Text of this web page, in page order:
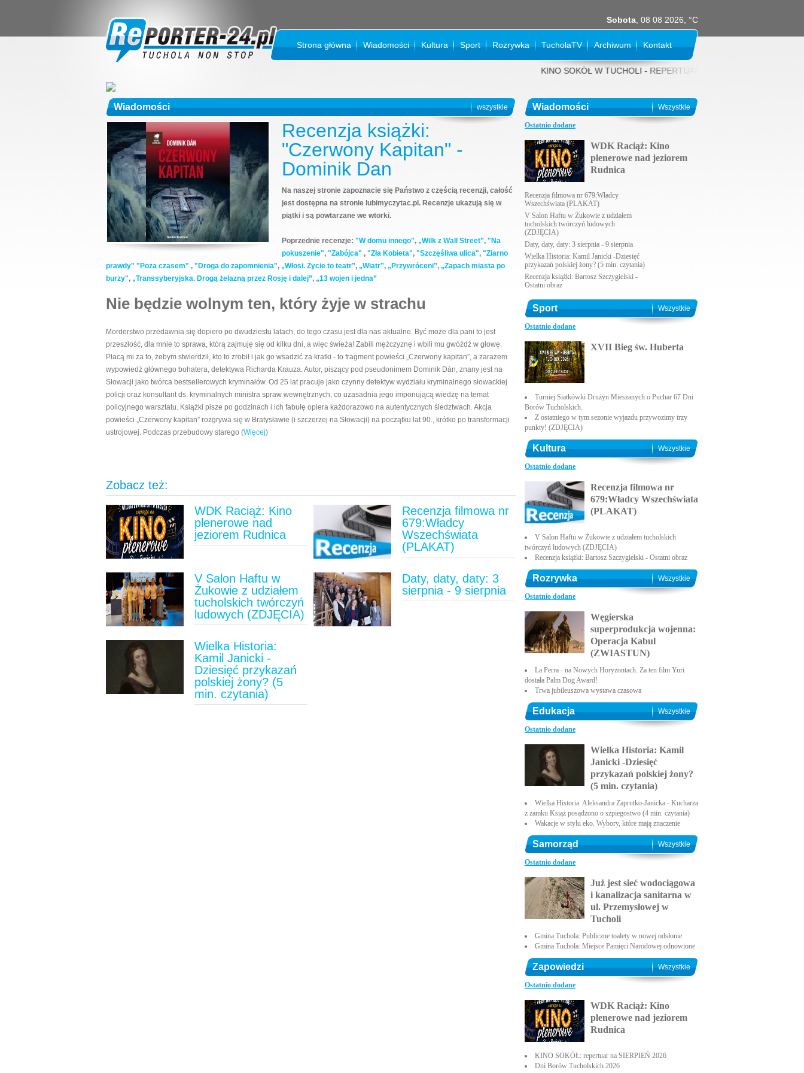
Sobota , 08 08 2026, °C
Strona główna Wiadomości Kultura Sport Rozrywka TucholaTV Archiwum Kontakt
KINO SOKÓŁ W TUCHOLI - REPERTUAR NA SIERPIEŃ 2026 rok: 31
Wiadomości wszystkie
Recenzja książki:
"Czerwony Kapitan" -
Dominik Dan
Na naszej stronie zapoznacie się Państwo z częścią recenzji, całość
jest dostępna na stronie lubimyczytac.pl. Recenzje ukazują się w
piątki i są powtarzane we wtorki.
Poprzednie recenzje: "W domu innego", „Wilk z Wall Street”, "Na
pokuszenie", "Zabójca" , "Zła Kobieta", "Szczęśliwa ulica", "Ziarno
prawdy" "Poza czasem" , "Droga do zapomnienia", „Włosi. Życie to teatr”, „Wiatr”, „Przywróceni”, „Zapach miasta po
burzy", „Transsyberyjska. Drogą żelazną przez Rosję i dalej”, „13 wojen i jedna”
Nie będzie wolnym ten, który żyje w strachu
Morderstwo przedawnia się dopiero po dwudziestu latach, do tego czasu jest dla nas aktualne. Być może dla pani to jest
przeszłość, dla mnie to sprawa, którą zajmuję się od kilku dni, a więc świeża! Zabili mężczyznę i wbili mu gwóźdź w głowę.
Płacą mi za to, żebym stwierdził, kto to zrobił i jak go wsadzić za kratki - to fragment powieści „Czerwony kapitan”, a zarazem
wypowiedź głównego bohatera, detektywa Richarda Krauza. Autor, piszący pod pseudonimem Dominik Dán, znany jest na
Słowacji jako twórca bestsellerowych kryminałów. Od 25 lat pracuje jako czynny detektyw wydziału kryminalnego słowackiej
policji oraz konsultant ds. kryminalnych ministra spraw wewnętrznych, co uzasadnia jego imponującą wiedzę na temat
policyjnego warsztatu. Książki pisze po godzinach i ich fabułę opiera każdorazowo na autentycznych śledztwach. Akcja
powieści „Czerwony kapitan” rozgrywa się w Bratysławie (i szczerzej na Słowacji) na początku lat 90., krótko po transformacji
ustrojowej. Podczas przebudowy starego (Więcej)
Zobacz też:
WDK Raciąż: Kino
plenerowe nad
jeziorem Rudnica
Recenzja filmowa nr
679:Władcy
Wszechświata
(PLAKAT)
V Salon Haftu w
Żukowie z udziałem
tucholskich twórczyń
ludowych (ZDJĘCIA)
Daty, daty, daty: 3
sierpnia - 9 sierpnia
Wielka Historia:
Kamil Janicki -
Dziesięć przykazań
polskiej żony? (5
min. czytania)
Wiadomości Wszystkie
Ostatnio dodane
WDK Raciąż: Kino
plenerowe nad jeziorem
Rudnica
Recenzja filmowa nr 679:Władcy
Wszechświata (PLAKAT)
V Salon Haftu w Żukowie z udziałem
tucholskich twórczyń ludowych
(ZDJĘCIA)
Daty, daty, daty: 3 sierpnia - 9 sierpnia
Wielka Historia: Kamil Janicki -Dziesięć
przykazań polskiej żony? (5 min. czytania)
Recenzja książki: Bartosz Szczygielski -
Ostatni obraz
Sport Wszystkie
Ostatnio dodane
XVII Bieg św. Huberta
Turniej Siatkówki Drużyn Mieszanych o Puchar 67 Dni
Borów Tucholskich.
Z ostatniego w tym sezonie wyjazdu przywozimy trzy
punkty! (ZDJĘCIA)
Kultura Wszystkie
Ostatnio dodane
Recenzja filmowa nr
679:Władcy Wszechświata
(PLAKAT)
V Salon Haftu w Żukowie z udziałem tucholskich
twórczyń ludowych (ZDJĘCIA)
Recenzja książki: Bartosz Szczygielski - Ostatni obraz
Rozrywka Wszystkie
Ostatnio dodane
Węgierska
superprodukcja wojenna:
Operacja Kabul
(ZWIASTUN)
La Perra - na Nowych Horyzontach. Za ten film Yuri
dostała Palm Dog Award!
Trwa jubileuszowa wystawa czasowa
Edukacja Wszystkie
Ostatnio dodane
Wielka Historia: Kamil
Janicki -Dziesięć
przykazań polskiej żony?
(5 min. czytania)
Wielka Historia: Aleksandra Zaprutko-Janicka - Kucharza
z zamku Książ posądzono o szpiegostwo (4 min. czytania)
Wakacje w stylu eko. Wybory, które mają znaczenie
Samorząd Wszystkie
Ostatnio dodane
Już jest sieć wodociągowa
i kanalizacja sanitarna w
ul. Przemysłowej w
Tucholi
Gmina Tuchola: Publiczne toalety w nowej odsłonie
Gmina Tuchola: Miejsce Pamięci Narodowej odnowione
Zapowiedzi Wszystkie
Ostatnio dodane
WDK Raciąż: Kino
plenerowe nad jeziorem
Rudnica
KINO SOKÓŁ: repertuar na SIERPIEŃ 2026
Dni Borów Tucholskich 2026